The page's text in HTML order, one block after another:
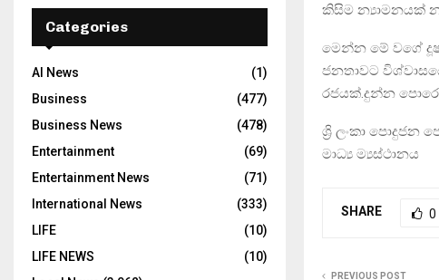
කිසිම න්‍යාමනයක්
මෙන්න මේ වගේ
ජනතාවට
රජයක්.දුන්න
ශ්‍රි ලංකා පොදුජන
මාධ්‍ය ම්‍යස්ථානය
SHARE 0
PREVIOUS POST
Categories
AI News
(1)
Business
(477)
Business News
(478)
Entertainment
(69)
Entertainment News
(71)
International News
(333)
LIFE
(10)
LIFE NEWS
(10)